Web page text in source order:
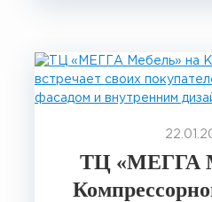
ТЦ «МЕГГА